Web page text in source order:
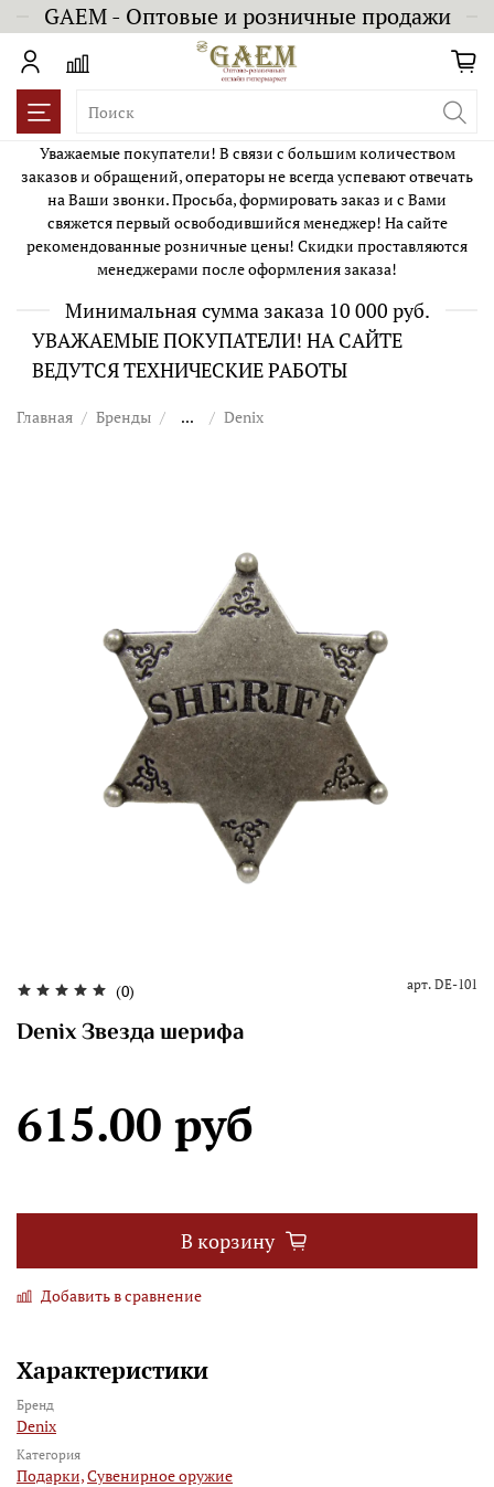
GAEM - Оптовые и розничные продажи
Уважаемые покупатели! В связи с большим количеством
заказов и обращений, операторы не всегда успевают отвечать
на Ваши звонки. Просьба, формировать заказ и с Вами
свяжется первый освободившийся менеджер! На сайте
рекомендованные розничные цены! Скидки проставляются
менеджерами после оформления заказа!
Минимальная сумма заказа 10 000 руб.
УВАЖАЕМЫЕ ПОКУПАТЕЛИ! НА САЙТЕ
ВЕДУТСЯ ТЕХНИЧЕСКИЕ РАБОТЫ
Главная Бренды ... Denix
(0) арт. DE-101
Denix Звезда шерифа
615.00 руб
В корзину
Добавить в сравнение
Характеристики
Бренд
Denix
Категория
Подарки,Сувенирное оружие